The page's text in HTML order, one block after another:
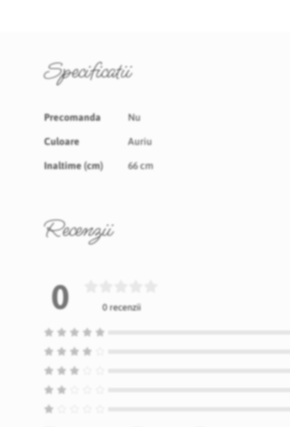
Specificatii
Specificatii
Precomanda Nu
Culoare Auriu
Inaltime (cm) 66 cm
Recenzii
0 0 recenzii